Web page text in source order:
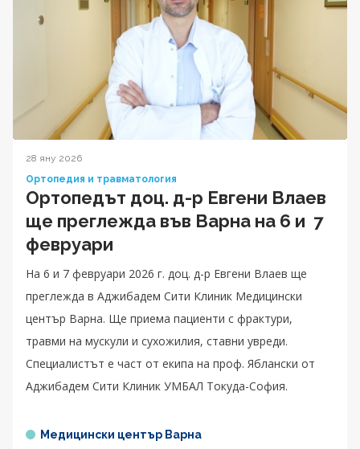
28 яну 2026
Ортопедия и травматология
Ортопедът доц. д-р Евгени Влаев
ще преглежда във Варна на 6 и 7
февруари
На 6 и 7 февруари 2026 г. доц. д-р Евгени Влаев ще
преглежда в Аджибадем Сити Клиник Медицински
център Варна. Ще приема пациенти с фрактури,
травми на мускули и сухожилия, ставни увреди.
Специалистът е част от екипа на проф. Яблански от
Аджибадем Сити Клиник УМБАЛ Токуда-София.
Медицински център Варна